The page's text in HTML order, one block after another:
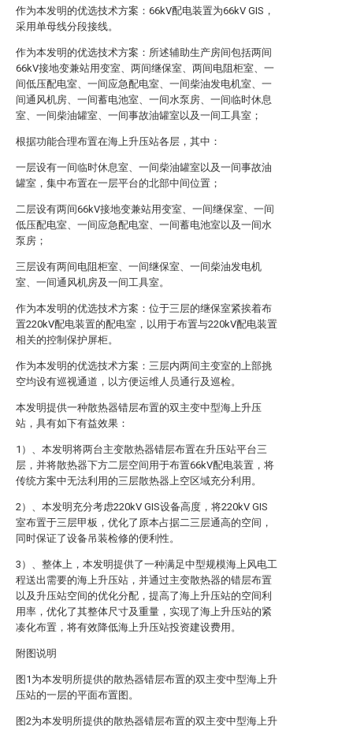
作为本发明的优选技术方案：66kV配电装置为66kV GIS，
采用单母线分段接线。
作为本发明的优选技术方案：所述辅助生产房间包括两间
66kV接地变兼站用变室、两间继保室、两间电阻柜室、一
间低压配电室、一间应急配电室、一间柴油发电机室、一
间通风机房、一间蓄电池室、一间水泵房、一间临时休息
室、一间柴油罐室、一间事故油罐室以及一间工具室；
根据功能合理布置在海上升压站各层，其中：
一层设有一间临时休息室、一间柴油罐室以及一间事故油
罐室，集中布置在一层平台的北部中间位置；
二层设有两间66kV接地变兼站用变室、一间继保室、一间
低压配电室、一间应急配电室、一间蓄电池室以及一间水
泵房；
三层设有两间电阻柜室、一间继保室、一间柴油发电机
室、一间通风机房及一间工具室。
作为本发明的优选技术方案：位于三层的继保室紧挨着布
置220kV配电装置的配电室，以用于布置与220kV配电装置
相关的控制保护屏柜。
作为本发明的优选技术方案：三层内两间主变室的上部挑
空均设有巡视通道，以方便运维人员通行及巡检。
本发明提供一种散热器错层布置的双主变中型海上升压
站，具有如下有益效果：
1）、本发明将两台主变散热器错层布置在升压站平台三
层，并将散热器下方二层空间用于布置66kV配电装置，将
传统方案中无法利用的三层散热器上空区域充分利用。
2）、本发明充分考虑220kV GIS设备高度，将220kV GIS
室布置于三层甲板，优化了原本占据二三层通高的空间，
同时保证了设备吊装检修的便利性。
3）、整体上，本发明提供了一种满足中型规模海上风电工
程送出需要的海上升压站，并通过主变散热器的错层布置
以及升压站空间的优化分配，提高了海上升压站的空间利
用率，优化了其整体尺寸及重量，实现了海上升压站的紧
凑化布置，将有效降低海上升压站投资建设费用。
附图说明
图1为本发明所提供的散热器错层布置的双主变中型海上升
压站的一层的平面布置图。
图2为本发明所提供的散热器错层布置的双主变中型海上升